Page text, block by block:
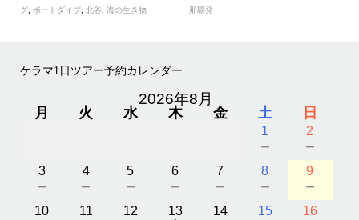
グ, ボートダイブ, 北谷, 海の生き物
那覇発
ケラマ1日ツアー予約カレンダー
2026年8月
月 火 水 木 金 土 日
1
－
2
－
3
－
4
－
5
－
6
－
7
－
8
－
9
－
10 11 12 13 14 15 16